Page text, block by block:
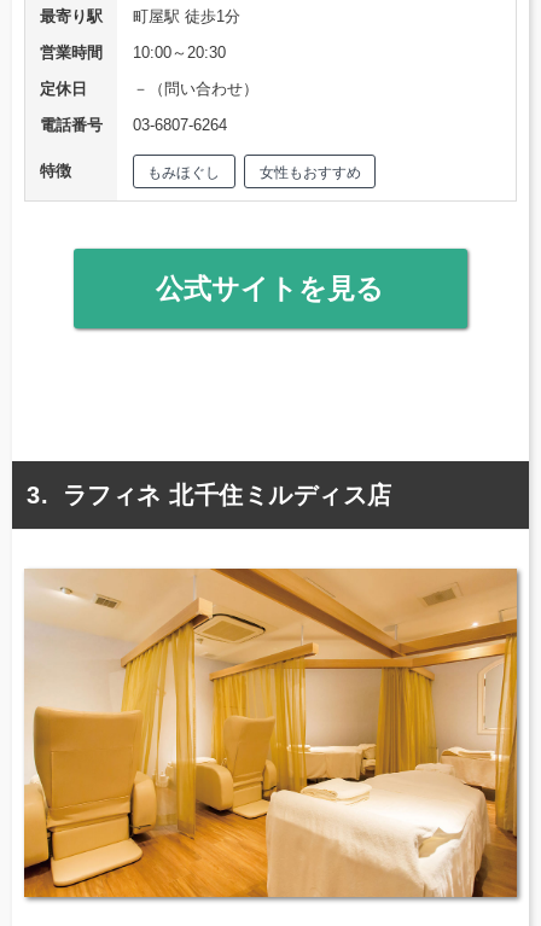
最寄り駅
町屋駅 徒歩1分
営業時間
10:00～20:30
定休日
－（問い合わせ）
電話番号
03-6807-6264
特徴 もみほぐし 女性もおすすめ
公式サイトを見る
ラフィネ 北千住ミルディス店